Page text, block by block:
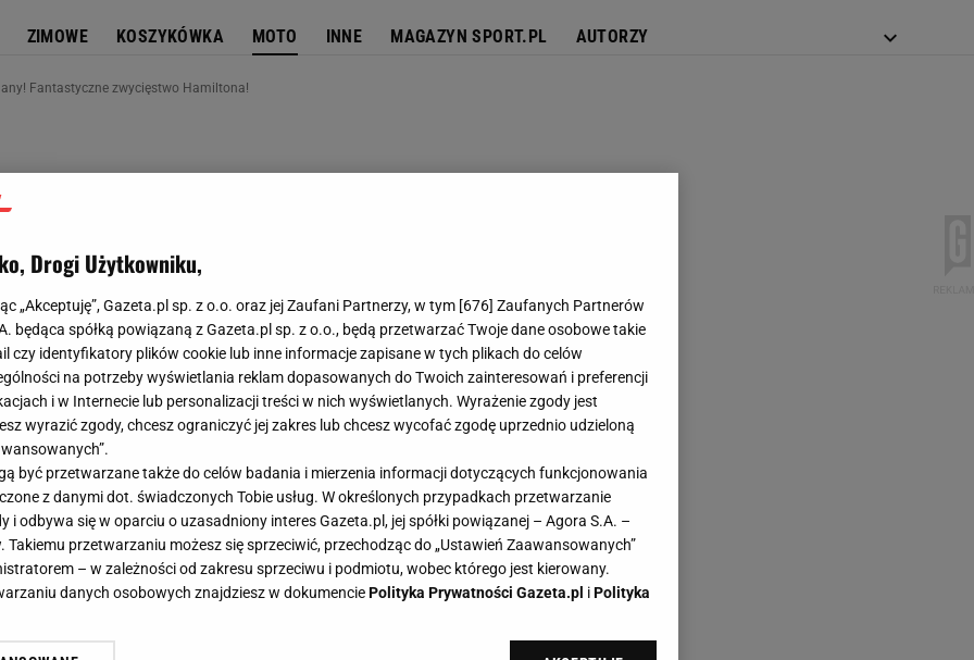
ZIMOWE KOSZYKÓWKA MOTO INNE MAGAZYN SPORT.PL AUTORZY
Fantastyczne zwycięstwo Hamiltona!
Drogi Użytkowniku,
„Akceptuję”, Gazeta.pl sp. z o.o. oraz jej Zaufani Partnerzy, w tym [676] Zaufanych Partnerów
będąca spółką powiązaną z Gazeta.pl sp. z o.o., będą przetwarzać Twoje dane osobowe takie
czy identyfikatory plików cookie lub inne informacje zapisane w tych plikach do celów
na potrzeby wyświetlania reklam dopasowanych do Twoich zainteresowań i preferencji
i w Internecie lub personalizacji treści w nich wyświetlanych. Wyrażenie zgody jest
wyrazić zgody, chcesz ograniczyć jej zakres lub chcesz wycofać zgodę uprzednio udzieloną
być przetwarzane także do celów badania i mierzenia informacji dotyczących funkcjonowania
z danymi dot. świadczonych Tobie usług. W określonych przypadkach przetwarzanie
i odbywa się w oparciu o uzasadniony interes Gazeta.pl, jej spółki powiązanej – Agora S.A. –
przetwarzaniu możesz się sprzeciwić, przechodząc do „Ustawień Zaawansowanych”
– w zależności od zakresu sprzeciwu i podmiotu, wobec którego jest kierowany.
danych osobowych znajdziesz w dokumenciePolityka Prywatności Gazeta.pl iPolityka